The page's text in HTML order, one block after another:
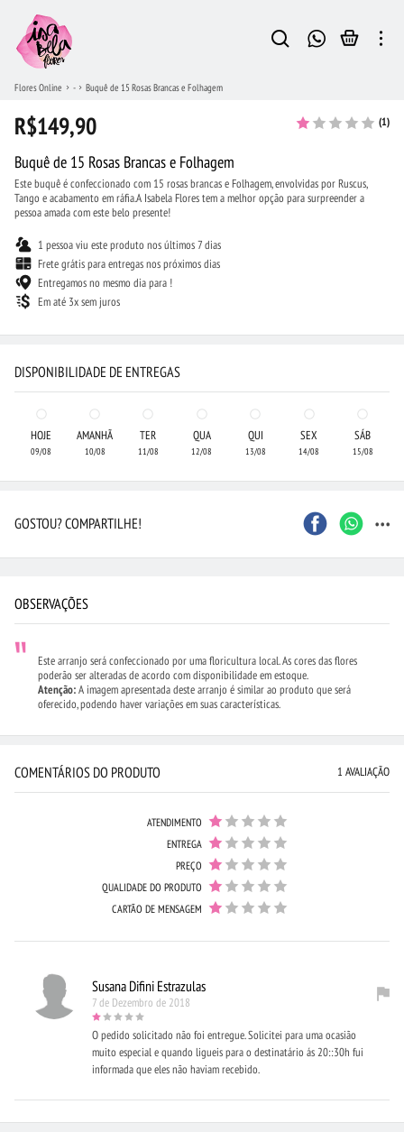
Flores Online - Buquê de 15 Rosas Brancas e Folhagem
R$149,90 (1)
Buquê de 15 Rosas Brancas e Folhagem
Este buquê é confeccionado com 15 rosas brancas e Folhagem, envolvidas por Ruscus,
Tango e acabamento em ráfia.A Isabela Flores tem a melhor opção para surpreender a
pessoa amada com este belo presente!
1 pessoa viu este produto nos últimos 7 dias
Frete grátis para entregas nos próximos dias
Entregamos no mesmo dia para !
Em até 3x sem juros
DISPONIBILIDADE DE ENTREGAS
HOJE
09/08
AMANHÃ
10/08
TER
11/08
QUA
12/08
QUI
13/08
SEX
14/08
SÁB
15/08
GOSTOU? COMPARTILHE! ...
OBSERVAÇÕES
Este arranjo será confeccionado por uma floricultura local. As cores das flores
poderão ser alteradas de acordo com disponibilidade em estoque.
Atenção:A imagem apresentada deste arranjo é similar ao produto que será
oferecido, podendo haver variações em suas características.
COMENTÁRIOS DO PRODUTO 1 AVALIAÇÃO
ATENDIMENTO
ENTREGA
PREÇO
QUALIDADE DO PRODUTO
CARTÃO DE MENSAGEM
Susana Difini Estrazulas
7 de Dezembro de 2018
O pedido solicitado não foi entregue. Solicitei para uma ocasião
muito especial e quando ligueis para o destinatário ás 20::30h fui
informada que eles não haviam recebido.